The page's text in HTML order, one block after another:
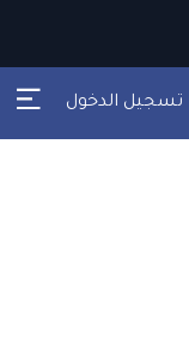
تسجيل الدخول